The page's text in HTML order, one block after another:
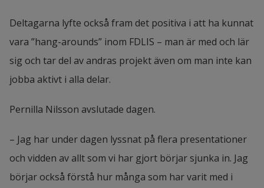
Deltagarna lyfte också fram det positiva i att ha kunnat
vara ”hang-arounds” inom FDLIS – man är med och lär
sig och tar del av andras projekt även om man inte kan
jobba aktivt i alla delar.
Pernilla Nilsson avslutade dagen.
– Jag har under dagen lyssnat på flera presentationer
och vidden av allt som vi har gjort börjar sjunka in. Jag
börjar också förstå hur många som har varit med i